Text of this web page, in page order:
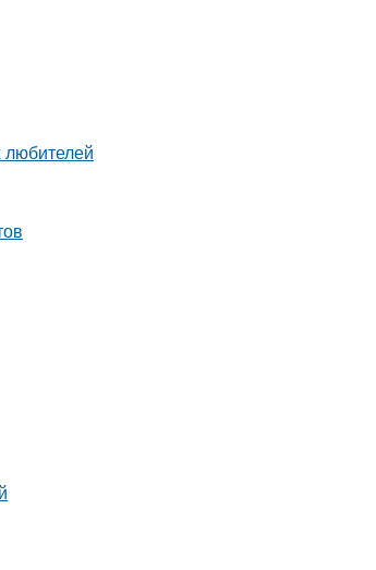
любителей